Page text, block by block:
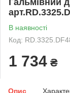
В наявності
Код:
1 734 ₴
Опис